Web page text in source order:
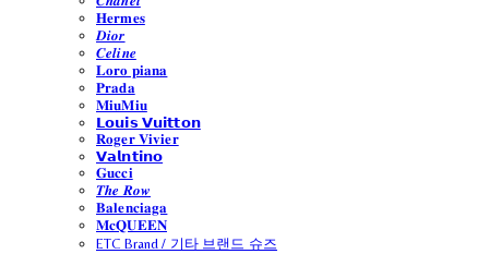
𝐇𝐞𝐫𝐦𝐞𝐬
𝑫𝒊𝒐𝒓
𝑪𝒆𝒍𝒊𝒏𝒆
𝐋𝐨𝐫𝐨 𝐩𝐢𝐚𝐧𝐚
𝐏𝐫𝐚𝐝𝐚
𝐌𝐢𝐮𝐌𝐢𝐮
𝗟𝗼𝘂𝗶𝘀 𝗩𝘂𝗶𝘁𝘁𝗼𝗻
𝐑𝐨𝐠𝐞𝐫 𝐕𝐢𝐯𝐢𝐞𝐫
𝗩𝗮𝗹𝗻𝘁𝗶𝗻𝗼
𝐆𝐮𝐜𝐜𝐢
𝑻𝒉𝒆 𝑹𝒐𝒘
𝐁𝐚𝐥𝐞𝐧𝐜𝐢𝐚𝐠𝐚
𝐌𝐜𝐐𝐔𝐄𝐄𝐍
ETC Brand / 기타 브랜드 슈즈